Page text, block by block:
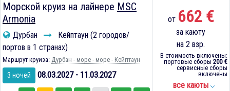
Морской круиз на лайнере MSC
Armonia
Дурбан
Кейптаун (2 городов/
портов в 1 странах)
Маршрут круиза: Дурбан - море - море - Кейптаун
3 ночей 08.03.2027 - 11.03.2027
от 662 €
за каюту
на 2 взр.
В стоимость включены:
портовые сборы 200 €
сервисные сборы
включены
все каюты